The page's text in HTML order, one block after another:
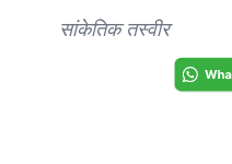
सांकेतिक तस्वीर